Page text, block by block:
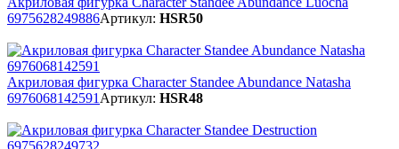
6975628249886Артикул: HSR50
Акриловая фигурка Character Standee Abundance Natasha
6976068142591 Артикул: HSR48